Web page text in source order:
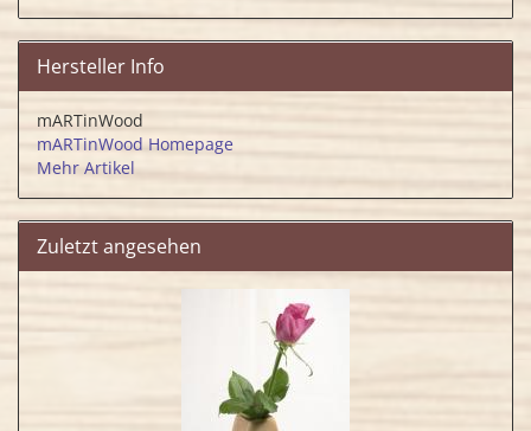
Hersteller Info
mARTinWood
mARTinWood Homepage
Mehr Artikel
Zuletzt angesehen